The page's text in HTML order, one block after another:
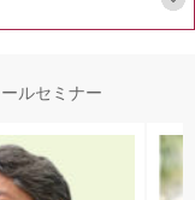
ルセミナー